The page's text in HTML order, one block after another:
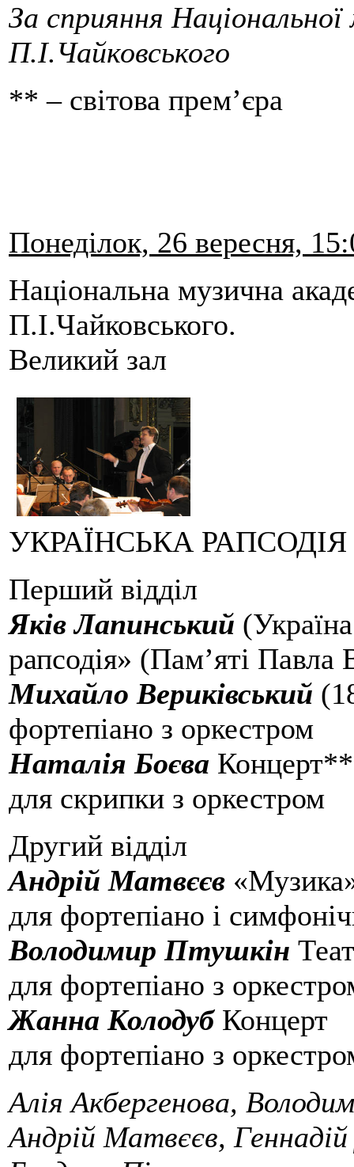
За сприяння Національної
П.І.Чайковського
** – світова прем’єра
Понеділок, 26 вересня,
Національна музична
П.І.Чайковського.
Великий зал
УКРАЇНСЬКА РАПСОДІЯ
Перший відділ
Яків Лапинський
рапсодія» (Пам’яті Павла
Михайло Вериківський
фортепіано з оркестром
Наталія Боєва Концерт**
для скрипки з оркестром
Другий відділ
Андрій Матвєєв
для фортепіано і
Володимир Птушкін
для фортепіано з
Жанна КолодубКонцерт
для фортепіано з
Алія Акбергенова,
Андрій Матвєєв,